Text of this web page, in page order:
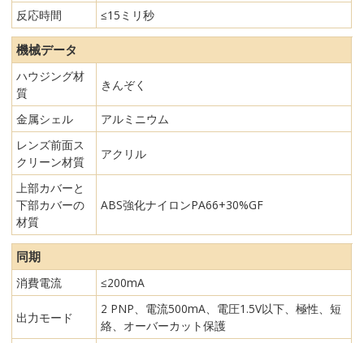
反応時間
≤15ミリ秒
機械データ
ハウジング材
質
きんぞく
金属シェル
アルミニウム
レンズ前面ス
クリーン材質
アクリル
上部カバーと
下部カバーの
材質
ABS強化ナイロンPA66+30%GF
同期
消費電流 ≤200mA
出力モード
2 PNP、電流500mA、電圧1.5V以下、極性、短
絡、オーバーカット保護